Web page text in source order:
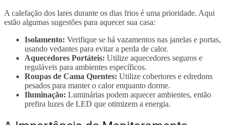
A calefação dos lares durante os dias frios é uma prioridade. Aqui
estão algumas sugestões para aquecer sua casa:
Isolamento: Verifique se há vazamentos nas janelas e portas,
usando vedantes para evitar a perda de calor.
Aquecedores Portáteis: Utilize aquecedores seguros e
reguláveis para ambientes específicos.
Roupas de Cama Quentes: Utilize cobertores e edredons
pesados para manter o calor enquanto dorme.
Iluminação: Luminárias podem aquecer ambientes, então
prefira luzes de LED que otimizem a energia.